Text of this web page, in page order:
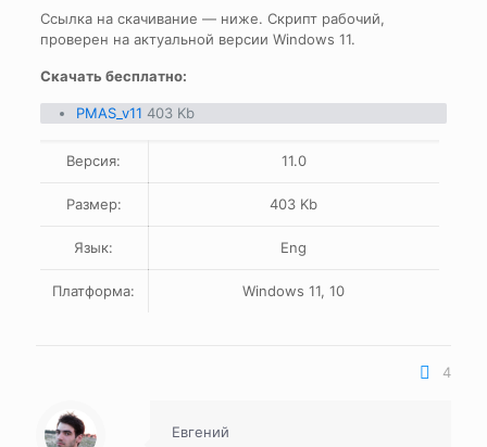
Ссылка на скачивание — ниже. Скрипт рабочий,
проверен на актуальной версии Windows 11.
Скачать бесплатно:
PMAS_v11 403 Kb
Версия: 11.0
Размер: 403 Kb
Язык: Eng
Платформа: Windows 11, 10
4
Евгений